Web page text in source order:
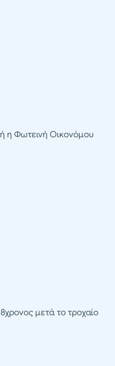
η Φωτεινή Οικονόμου
μετά το τροχαίο